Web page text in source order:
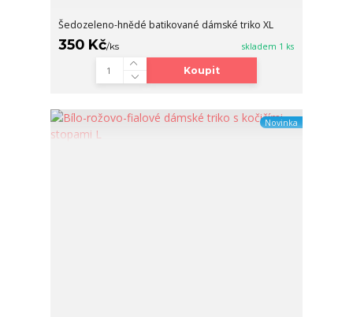
Šedozeleno-hnědé batikované dámské triko XL
350 Kč/ks skladem 1 ks
Koupit
Novinka